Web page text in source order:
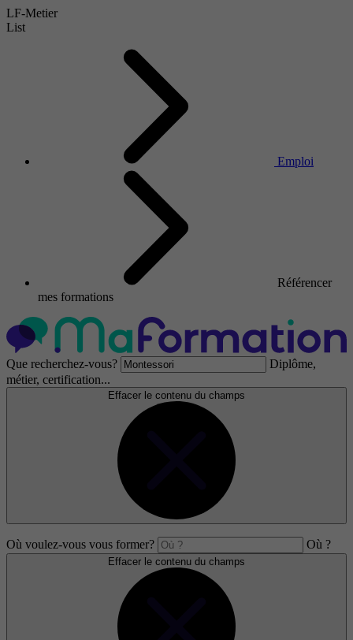
LF-Metier
List
Emploi
Référencer
mes formations
Que recherchez-vous?
Diplôme,
métier, certification...
Effacer le contenu du champs
Où voulez-vous vous former? Où ?
Effacer le contenu du champs